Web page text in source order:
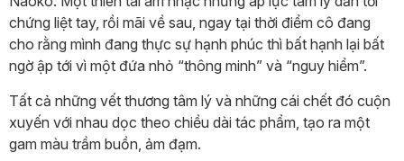
chứng liệt tay, rồi mãi về sau, ngay tại thời điểm cô đang
cho rằng mình đang thực sự hạnh phúc thì bất hạnh lại bất
ngờ ập tới vì một đứa nhỏ “thông minh” và “nguy hiểm”.
Tất cả những vết thương tâm lý và những cái chết đó cuộn
xuyến với nhau dọc theo chiều dài tác phẩm, tạo ra một
gam màu trầm buồn, ảm đạm.